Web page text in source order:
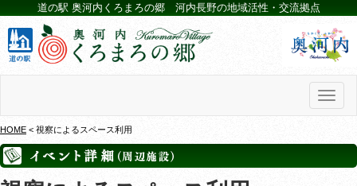
道の駅 奥河内くろまろの郷 河内長野の地域活性・交流拠点
HOME < 視察によるスペース利用